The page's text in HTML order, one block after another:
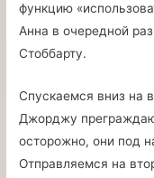
функцию
Анна в очередной
Стоббарту.
Спускаемся вниз на
Джорджу
осторожно, они под
Отправляемся на